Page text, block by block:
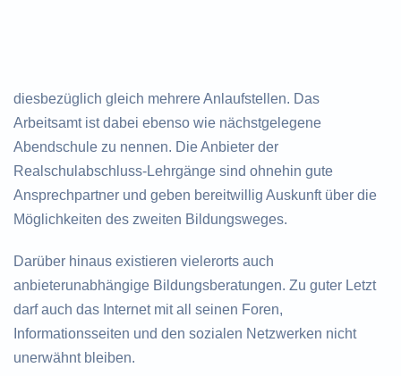
diesbezüglich gleich mehrere Anlaufstellen. Das
Arbeitsamt ist dabei ebenso wie nächstgelegene
Abendschule zu nennen. Die Anbieter der
Realschulabschluss-Lehrgänge sind ohnehin gute
Ansprechpartner und geben bereitwillig Auskunft über die
Möglichkeiten des zweiten Bildungsweges.
Darüber hinaus existieren vielerorts auch
anbieterunabhängige Bildungsberatungen. Zu guter Letzt
darf auch das Internet mit all seinen Foren,
Informationsseiten und den sozialen Netzwerken nicht
unerwähnt bleiben.